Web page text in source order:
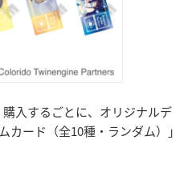
入するごとに、オリジナルデ
ード（全10種・ランダム）」